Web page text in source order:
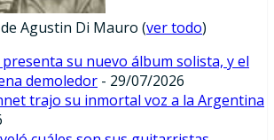
Agustin Di Mauro (ver todo)
su nuevo álbum solista, y el
demoledor - 29/07/2026
trajo su inmortal voz a la Argentina